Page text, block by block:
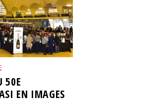
50E
EN IMAGES